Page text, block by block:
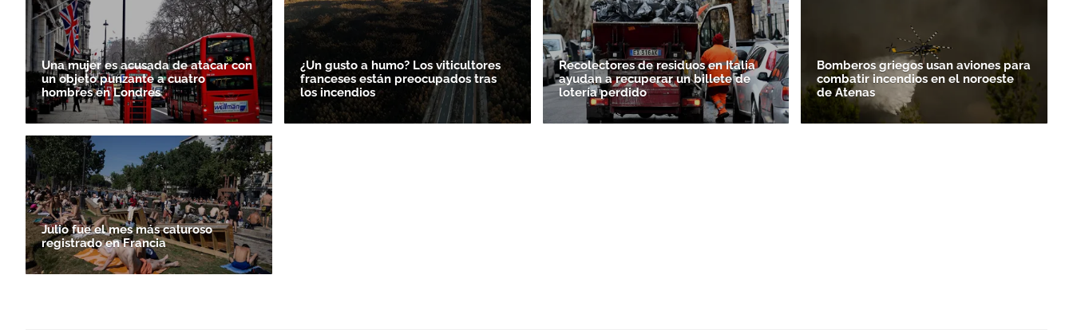
Una mujer es acusada de atacar con
un objeto punzante a cuatro
hombres en Londres
¿Un gusto a humo? Los viticultores
franceses están preocupados tras
los incendios
Recolectores de residuos en Italia
ayudan a recuperar un billete de
lotería perdido
Bomberos griegos usan aviones para
combatir incendios en el noroeste
de Atenas
Julio fue el mes más caluroso
registrado en Francia